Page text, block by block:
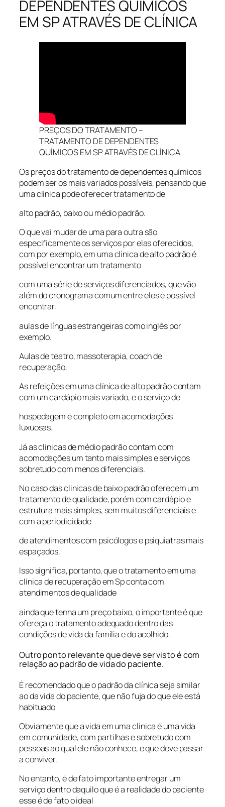
DEPENDENTES QUÍMICOS
EM SP ATRAVÉS DE CLÍNICA
PREÇOS DO TRATAMENTO –
TRATAMENTO DE DEPENDENTES
QUÍMICOS EM SP ATRAVÉS DE CLÍNICA
Os preços do tratamento de dependentes químicos
podem ser os mais variados possíveis, pensando que
uma clínica pode oferecer tratamento de
alto padrão, baixo ou médio padrão.
O que vai mudar de uma para outra são
especificamente os serviços por elas oferecidos,
com por exemplo, em uma clínica de alto padrão é
possível encontrar um tratamento
com uma série de serviços diferenciados, que vão
além do cronograma comum entre eles é possível
encontrar:
aulas de línguas estrangeiras como inglês por
exemplo.
Aulas de teatro, massoterapia, coach de
recuperação.
As refeições em uma clínica de alto padrão contam
com um cardápio mais variado, e o serviço de
hospedagem é completo em acomodações
luxuosas.
Já as clínicas de médio padrão contam com
acomodações um tanto mais simples e serviços
sobretudo com menos diferenciais.
No caso das clinicas de baixo padrão oferecem um
tratamento de qualidade, porém com cardápio e
estrutura mais simples, sem muitos diferenciais e
com a periodicidade
de atendimentos com psicólogos e psiquiatras mais
espaçados.
Isso significa, portanto, que o tratamento em uma
clínica de recuperação em Sp conta com
atendimentos de qualidade
ainda que tenha um preço baixo, o importante é que
ofereça o tratamento adequado dentro das
condições de vida da família e do acolhido.
Outro ponto relevante que deve ser visto é com
relação ao padrão de vida do paciente.
É recomendado que o padrão da clínica seja similar
ao da vida do paciente, que não fuja do que ele está
habituado
Obviamente que a vida em uma clinica é uma vida
em comunidade, com partilhas e sobretudo com
pessoas ao qual ele não conhece, e que deve passar
a conviver.
No entanto, é de fato importante entregar um
serviço dentro daquilo que é a realidade do paciente
esse é de fato o ideal